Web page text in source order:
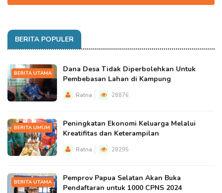
BERITA POPULER
BERITA UTAMA
Dana Desa Tidak Diperbolehkan Untuk
Pembebasan Lahan di Kampung
Ratna 28876
BERITA UMUM
Peningkatan Ekonomi Keluarga Melalui
Kreatifitas dan Keterampilan
Ratna 28295
BERITA UTAMA
Pemprov Papua Selatan Akan Buka
Pendaftaran untuk 1000 CPNS 2024